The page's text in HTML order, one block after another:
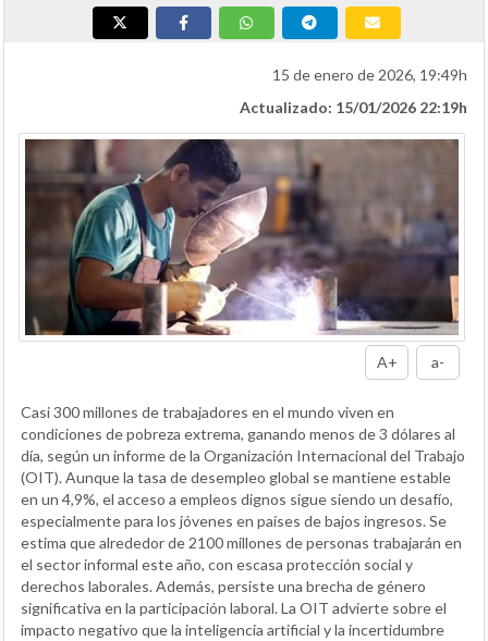
15 de enero de 2026, 19:49h
Actualizado: 15/01/2026 22:19h
A+ a-
Casi 300 millones de trabajadores en el mundo viven en
condiciones de pobreza extrema, ganando menos de 3 dólares al
día, según un informe de la Organización Internacional del Trabajo
(OIT). Aunque la tasa de desempleo global se mantiene estable
en un 4,9%, el acceso a empleos dignos sigue siendo un desafío,
especialmente para los jóvenes en países de bajos ingresos. Se
estima que alrededor de 2100 millones de personas trabajarán en
el sector informal este año, con escasa protección social y
derechos laborales. Además, persiste una brecha de género
significativa en la participación laboral. La OIT advierte sobre el
impacto negativo que la inteligencia artificial y la incertidumbre